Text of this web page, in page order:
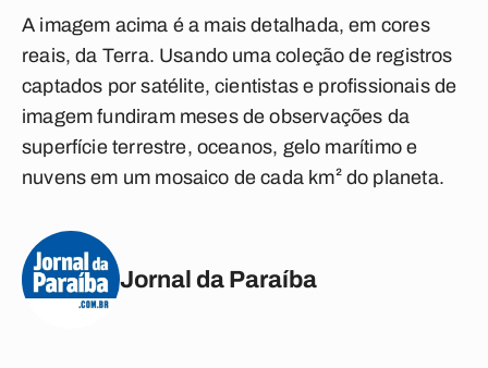
A imagem acima é a mais detalhada, em cores
reais, da Terra. Usando uma coleção de registros
captados por satélite, cientistas e profissionais de
imagem fundiram meses de observações da
superfície terrestre, oceanos, gelo marítimo e
nuvens em um mosaico de cada km² do planeta.
Jornal da Paraíba